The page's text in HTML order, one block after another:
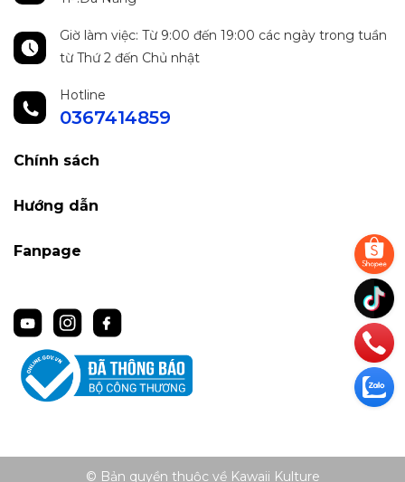
Giờ làm việc: Từ 9:00 đến 19:00 các ngày trong tuần
từ Thứ 2 đến Chủ nhật
Hotline
0367414859
Chính sách
Hướng dẫn
Fanpage
© Bản quyền thuộc về Kawaii Kulture